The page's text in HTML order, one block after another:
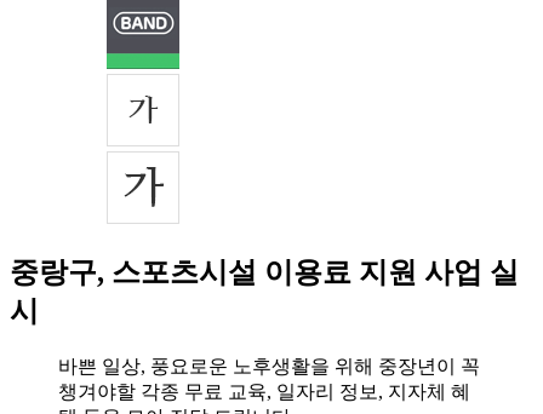
중랑구, 스포츠시설 이용료 지원 사업 실
시
바쁜 일상, 풍요로운 노후생활을 위해 중장년이 꼭
챙겨야할 각종 무료 교육, 일자리 정보, 지자체 혜